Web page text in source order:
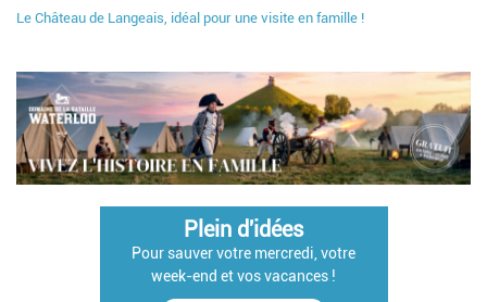
Le Château de Langeais, idéal pour une visite en famille !
Plein d'idées
Pour sauver votre mercredi, votre
week-end et vos vacances !